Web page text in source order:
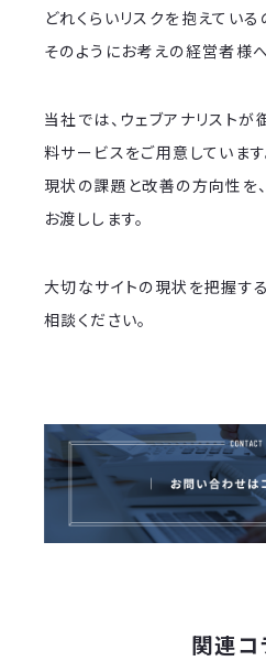
どれくらいリスクを抱えている
そのようにお考えの経営者様へ
当社では、ウェブアナリスト
料サービスをご用意しています
現状の課題と改善の方向性を
お渡しします。
大切なサイトの現状を把握す
相談ください。
関連コ